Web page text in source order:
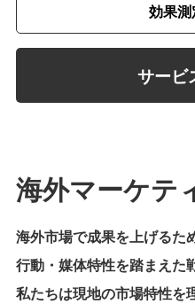
効果
サー
海外マーケテ
海外市場で成果を上げるた
行動・媒体特性を踏まえた
私たちは現地の市場特性を